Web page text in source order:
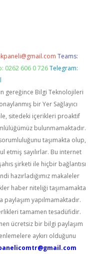
Teams:
0262 606 0 726 Telegram:
gereğince Bilgi Teknolojileri
bir Yer Sağlayıcı
sitedeki içerikleri proaktif
bulunmamaktadır.
taşımakta olup,
etmiş sayılırlar. Bu internet
şirketi ile hiçbir bağlantısı
hazırladığımız makaleler
haber niteliği taşımamakta
yapılmamaktadır.
tamamen tesadüfidir.
ücretsiz bir bilgi paylaşım
aykırı olduğunu